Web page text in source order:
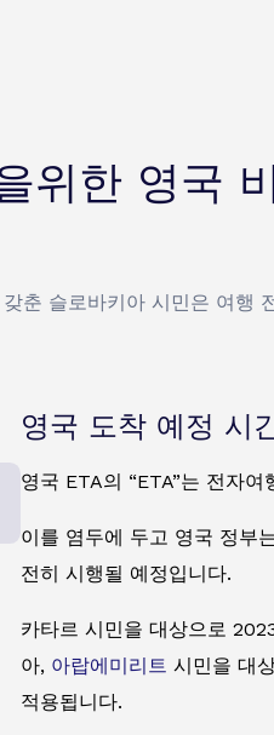
위한 영국
춘 슬로바키아 시민은 여행
영국 도착 예정 시
영국 ETA의 “ETA”는 전자
이를 염두에 두고 영국 정부
전히 시행될 예정입니다.
카타르 시민을 대상으로
아, 아랍에미리트 시민을 대
적용됩니다.